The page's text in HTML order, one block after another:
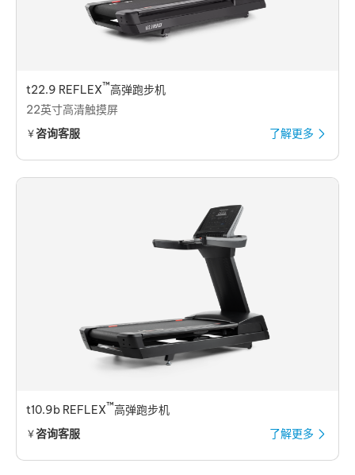
t22.9 REFLEX™高弹跑步机
22英寸高清触摸屏
￥咨询客服 了解更多
t10.9b REFLEX™高弹跑步机
￥咨询客服 了解更多